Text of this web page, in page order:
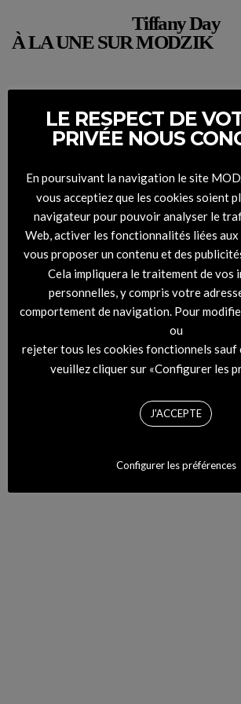
Tiffany Day
À LA UNE SUR MODZIK
DIGITAL COVER – RHYTHM #45
LE RESPECT DE
PRIVÉE NOUS
En poursuivant la navigation le site
vous acceptiez que les cookies soient
navigateur pour pouvoir analyser le
Web, activer les fonctionnalités liées aux
vous proposer un contenu et des
Cela impliquera le traitement de vos
personnelles, y compris votre
comportement de navigation. Pour
ou
rejeter tous les cookies fonctionnels sauf
veuillez cliquer sur «Configurer les
J'ACCEPTE
Configurer les préférences